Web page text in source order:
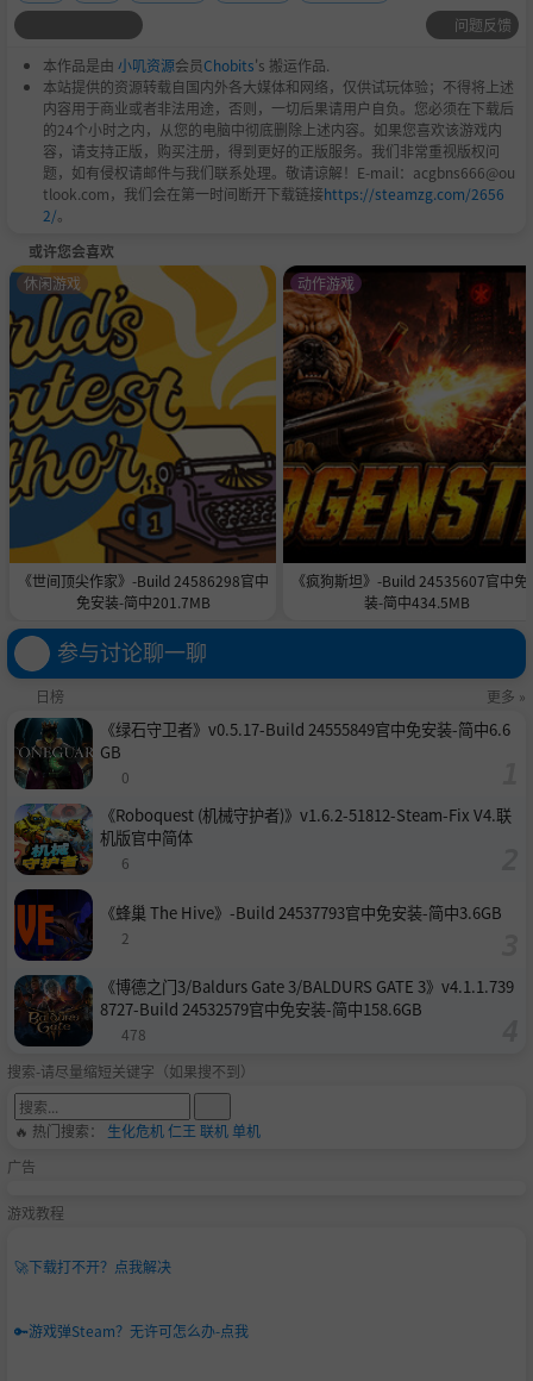
问题反馈
本作品是由 小叽资源会员Chobits's 搬运作品.
本站提供的资源转载自国内外各大媒体和网络，仅供试玩体验；不得将上述
内容用于商业或者非法用途，否则，一切后果请用户自负。您必须在下载后
的24个小时之内，从您的电脑中彻底删除上述内容。如果您喜欢该游戏内
容，请支持正版，购买注册，得到更好的正版服务。我们非常重视版权问
题，如有侵权请邮件与我们联系处理。敬请谅解！E-mail：acgbns666@ou
tlook.com，我们会在第一时间断开下载链接https://steamzg.com/2656
2/。
或许您会喜欢
《世间顶尖作家》-Build 24586298官中
免安装-简中201.7MB
休闲游戏
《疯狗斯坦》-Build 24535607官中免
装-简中434.5MB
动作游戏
参与讨论聊一聊
日榜 更多 »
《绿石守卫者》v0.5.17-Build 24555849官中免安装-简中6.6
GB
0
《Roboquest (机械守护者)》v1.6.2-51812-Steam-Fix V4.联
机版官中简体
6
《蜂巢 The Hive》-Build 24537793官中免安装-简中3.6GB
2
《博德之门3/Baldurs Gate 3/BALDURS GATE 3》v4.1.1.739
8727-Build 24532579官中免安装-简中158.6GB
478
搜索-请尽量缩短关键字（如果搜不到）
🔥 热门搜索： 生化危机仁王 联机单机
广告
游戏教程
🚀下载打不开？点我解决
🔑游戏弹Steam？无许可怎么办-点我